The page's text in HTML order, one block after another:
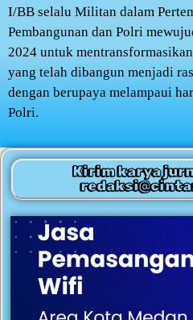
I/BB selalu Militan dalam
Pembangunan dan Polri
2024 untuk
yang telah dibangun menjadi
dengan berupaya melampaui
Polri.
Kirim karya